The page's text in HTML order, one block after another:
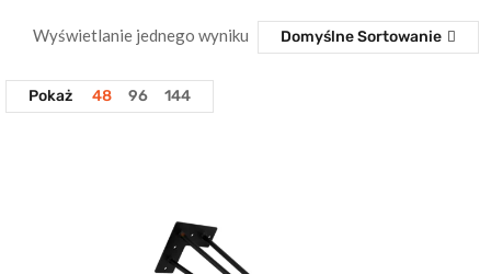
Wyświetlanie jednego wyniku Domyślne Sortowanie
Pokaż 48 96 144